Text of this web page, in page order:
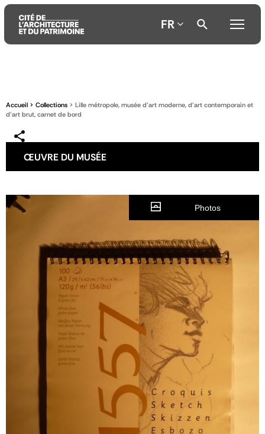
contenu
principal
menu
principal
la
recherche
FR
Accueil Collections
Lille métropole, musée d'art moderne, d'art contemporain et
d'art brut, carnet de bord
ŒUVRE DU MUSÉE
Photos